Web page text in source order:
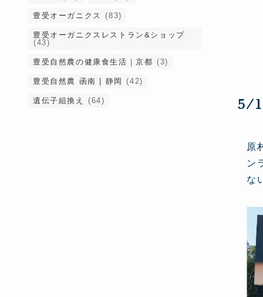
5/
原
ン
な
豊受オーガニクス (83)
豊受オーガニクスレストラン&ショップ
(43)
豊受自然農の健康食生活｜京都 (3)
豊受自然農 函南 | 静岡 (42)
遺伝子組換え (64)